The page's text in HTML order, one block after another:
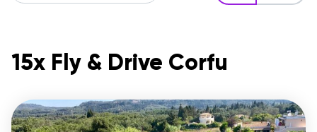
15x Fly & Drive Corfu